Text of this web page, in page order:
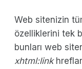
Web sitenizin
özelliklerini tek
bunları web
xhtml:link